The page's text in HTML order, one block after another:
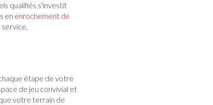
qualifiés s'investit
en enrochement de
étape de votre
de jeu convivial et
votre terrain de